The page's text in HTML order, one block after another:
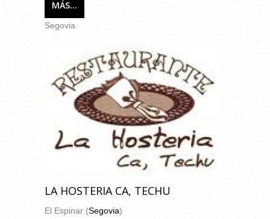
MÁS...
Segovia
LA HOSTERIA CA, TECHU
El Espinar (Segovia)